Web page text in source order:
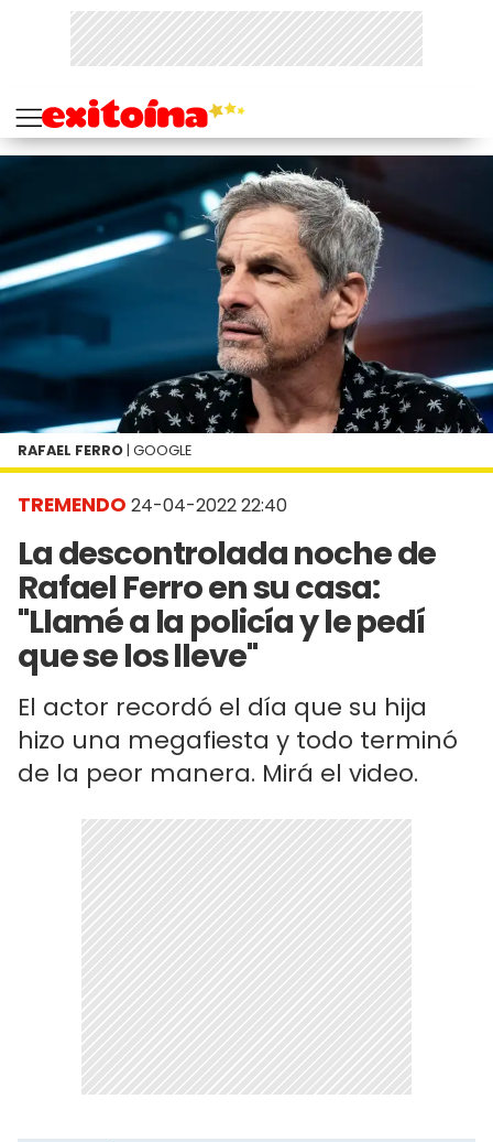
TREMENDO 24-04-2022 22:40
La descontrolada noche de
Rafael Ferro en su casa:
"Llamé a la policía y le pedí
que se los lleve"
El actor recordó el día que su hija
hizo una megafiesta y todo terminó
de la peor manera. Mirá el video.
RAFAEL FERRO | GOOGLE